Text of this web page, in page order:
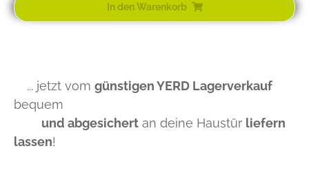
In den Warenkorb
... jetzt vom günstigen YERD Lagerverkauf
bequem
und abgesichert an deine Haustür liefern
lassen!